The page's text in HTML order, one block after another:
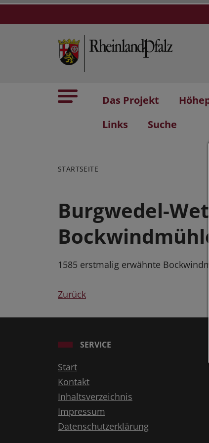
Das Projekt
Links
Suche
STARTSEITE
Burgwedel-
1585 erstmalig erwähnte
Zurück
SERVICE
Start
Kontakt
Inhaltsverzeichnis
Impressum
Datenschutzerklärung